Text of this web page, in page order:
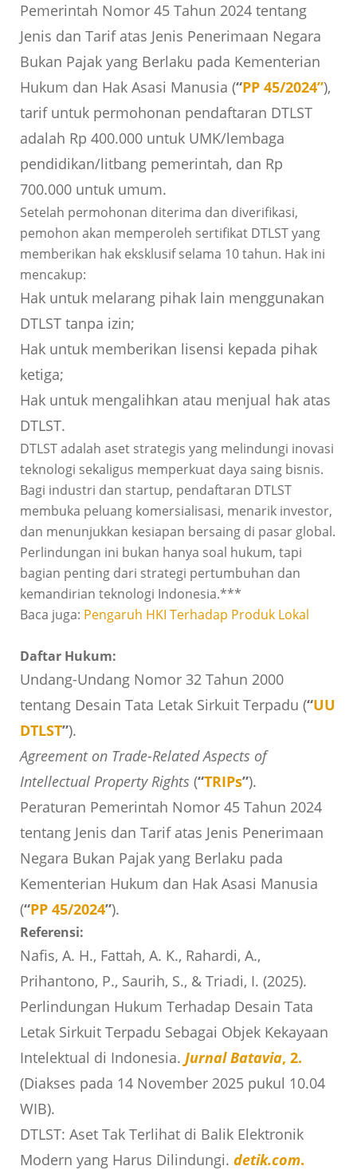
Pemerintah Nomor 45 Tahun 2024 tentang
Jenis dan Tarif atas Jenis Penerimaan Negara
Bukan Pajak yang Berlaku pada Kementerian
Hukum dan Hak Asasi Manusia (“PP 45/2024”),
tarif untuk permohonan pendaftaran DTLST
adalah Rp 400.000 untuk UMK/lembaga
pendidikan/litbang pemerintah, dan Rp
700.000 untuk umum.
Setelah permohonan diterima dan diverifikasi,
pemohon akan memperoleh sertifikat DTLST yang
memberikan hak eksklusif selama 10 tahun. Hak ini
mencakup:
Hak untuk melarang pihak lain menggunakan
DTLST tanpa izin;
Hak untuk memberikan lisensi kepada pihak
ketiga;
Hak untuk mengalihkan atau menjual hak atas
DTLST.
DTLST adalah aset strategis yang melindungi inovasi
teknologi sekaligus memperkuat daya saing bisnis.
Bagi industri dan startup, pendaftaran DTLST
membuka peluang komersialisasi, menarik investor,
dan menunjukkan kesiapan bersaing di pasar global.
Perlindungan ini bukan hanya soal hukum, tapi
bagian penting dari strategi pertumbuhan dan
kemandirian teknologi Indonesia.***
Baca juga: Pengaruh HKI Terhadap Produk Lokal
Daftar Hukum:
Undang-Undang Nomor 32 Tahun 2000
tentang Desain Tata Letak Sirkuit Terpadu (“UU
DTLST”).
Agreement on Trade-Related Aspects of
Intellectual Property Rights (“TRIPs”).
Peraturan Pemerintah Nomor 45 Tahun 2024
tentang Jenis dan Tarif atas Jenis Penerimaan
Negara Bukan Pajak yang Berlaku pada
Kementerian Hukum dan Hak Asasi Manusia
(“PP 45/2024”).
Referensi:
Nafis, A. H., Fattah, A. K., Rahardi, A.,
Prihantono, P., Saurih, S., & Triadi, I. (2025).
Perlindungan Hukum Terhadap Desain Tata
Letak Sirkuit Terpadu Sebagai Objek Kekayaan
Intelektual di Indonesia. Jurnal Batavia, 2.
(Diakses pada 14 November 2025 pukul 10.04
WIB).
DTLST: Aset Tak Terlihat di Balik Elektronik
Modern yang Harus Dilindungi. detik.com.